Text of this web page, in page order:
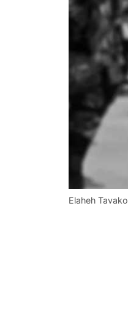
Elaheh